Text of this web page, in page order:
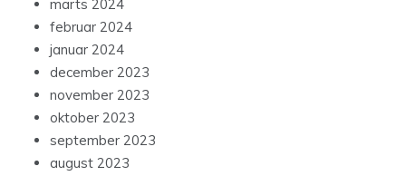
marts 2024
februar 2024
januar 2024
december 2023
november 2023
oktober 2023
september 2023
august 2023